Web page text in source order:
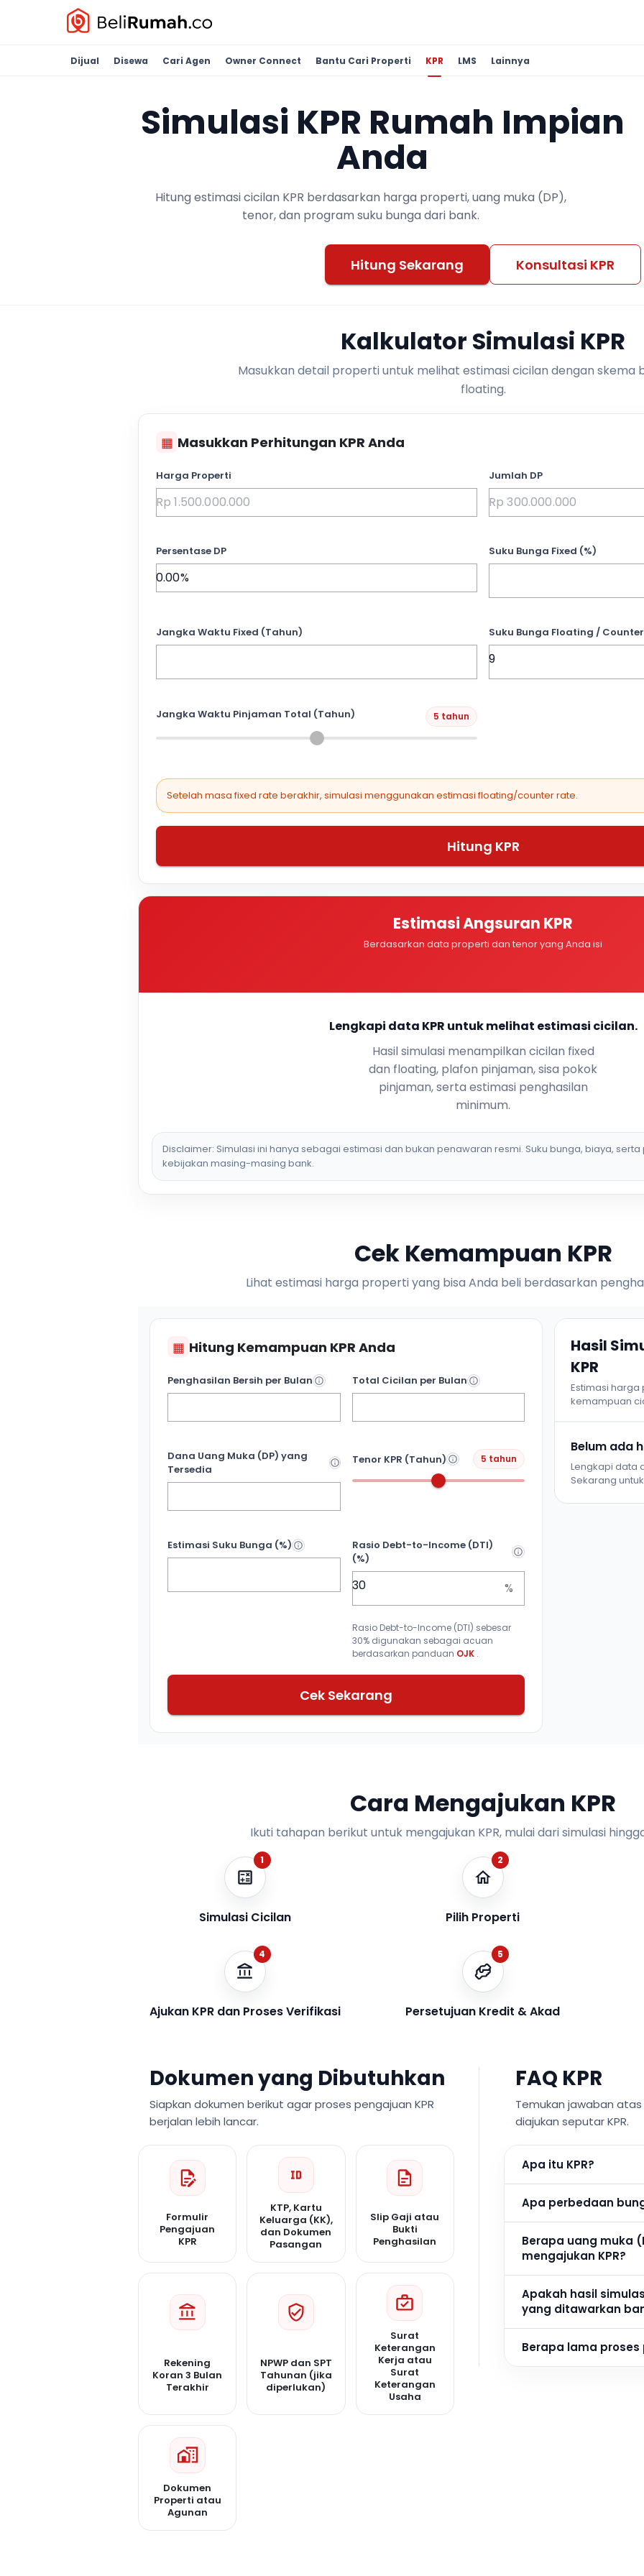
Dijual Disewa Cari Agen Owner Connect Bantu Cari Properti KPR LMS Lainnya
Simulasi KPR Rumah Impian
Anda
Hitung estimasi cicilan KPR berdasarkan harga properti, uang muka (DP),
tenor, dan program suku bunga dari bank.
Hitung Sekarang Konsultasi KPR
Kalkulator Simulasi KPR
Masukkan detail properti untuk melihat estimasi cicilan dengan skema
floating.
▦ Masukkan Perhitungan KPR Anda
Harga Properti Jumlah DP
Persentase DP Suku Bunga Fixed (%)
Jangka Waktu Fixed (Tahun) Suku Bunga Floating /
Jangka Waktu Pinjaman Total (Tahun) 5 tahun
Setelah masa fixed rate berakhir, simulasi menggunakan estimasi floating/counter rate.
Hitung KPR
Estimasi Angsuran KPR
Berdasarkan data properti dan tenor yang Anda isi
Lengkapi data KPR untuk melihat estimasi cicilan.
Hasil simulasi menampilkan cicilan fixed
dan floating, plafon pinjaman, sisa pokok
pinjaman, serta estimasi penghasilan
minimum.
Disclaimer: Simulasi ini hanya sebagai estimasi dan bukan penawaran resmi. Suku bunga, biaya,
kebijakan masing-masing bank.
Cek Kemampuan KPR
Lihat estimasi harga properti yang bisa Anda beli berdasarkan
▦ Hitung Kemampuan KPR Anda
Penghasilan Bersih per Bulan Total Cicilan per Bulan
Dana Uang Muka (DP) yang
Tersedia
Tenor KPR (Tahun) 5 tahun
Estimasi Suku Bunga (%)
Rasio Debt-to-Income (DTI)
(%)
%
Rasio Debt-to-Income (DTI) sebesar
30% digunakan sebagai acuan
berdasarkan panduan OJK .
Cek Sekarang
Hasil
KPR
Estimasi
kemampuan
Belum ada
Lengkapi data
Sekarang
Cara Mengajukan KPR
Ikuti tahapan berikut untuk mengajukan KPR, mulai dari simulasi
1
Simulasi Cicilan
2
Pilih Properti
4
Ajukan KPR dan Proses Verifikasi
5
Persetujuan Kredit & Akad
Dokumen yang Dibutuhkan
Siapkan dokumen berikut agar proses pengajuan KPR
berjalan lebih lancar.
Formulir
Pengajuan
KPR
KTP, Kartu
Keluarga (KK),
dan Dokumen
Pasangan
Slip Gaji atau
Bukti
Penghasilan
Rekening
Koran 3 Bulan
Terakhir
NPWP dan SPT
Tahunan (jika
diperlukan)
Surat
Keterangan
Kerja atau
Surat
Keterangan
Usaha
Dokumen
Properti atau
Agunan
FAQ KPR
Temukan jawaban
diajukan seputar KPR.
Apa itu KPR?
Apa perbedaan
Berapa uang muka
mengajukan KPR?
Apakah hasil
yang ditawarkan
Berapa lama proses